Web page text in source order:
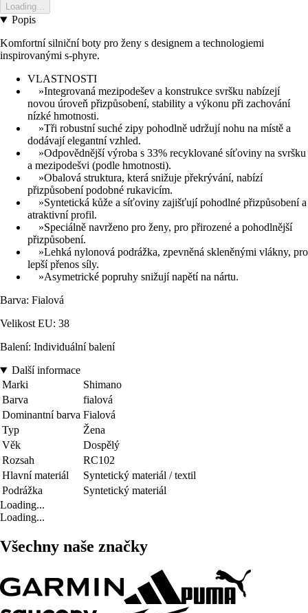
Loading...
Popis
Komfortní silniční boty pro ženy s designem a technologiemi
inspirovanými s-phyre.
VLASTNOSTI
»Integrovaná mezipodešev a konstrukce svršku nabízejí
novou úroveň přizpůsobení, stability a výkonu při zachování
nízké hmotnosti.
»Tři robustní suché zipy pohodlně udržují nohu na místě a
dodávají elegantní vzhled.
»Odpovědnější výroba s 33% recyklované síťoviny na svršku
a mezipodešvi (podle hmotnosti).
»Obalová struktura, která snižuje překrývání, nabízí
přizpůsobení podobné rukavicím.
»Syntetická kůže a síťoviny zajišťují pohodlné přizpůsobení a
atraktivní profil.
»Speciálně navrženo pro ženy, pro přirozené a pohodlnější
přizpůsobení.
»Lehká nylonová podrážka, zpevněná skleněnými vlákny, pro
lepší přenos síly.
»Asymetrické popruhy snižují napětí na nártu.
Barva: Fialová
Velikost EU: 38
Balení: Individuální balení
Další informace
Marki
Shimano
Barva
fialová
Dominantní barva Fialová
Typ
Žena
Věk
Dospělý
Rozsah
RC102
Hlavní materiál
Syntetický materiál / textil
Podrážka
Syntetický materiál
Loading...
Loading...
Všechny naše značky